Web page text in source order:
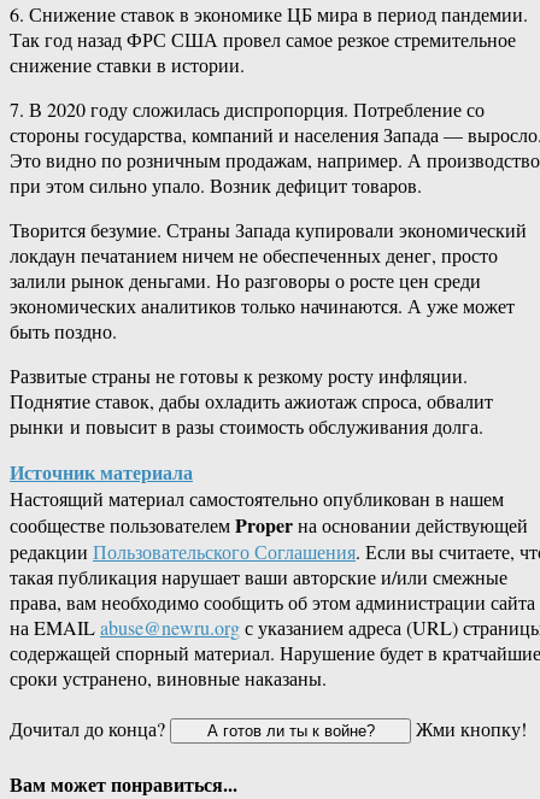
6. Снижение ставок в экономике ЦБ мира в период пандемии.
Так год назад ФРС США провел самое резкое стремительное
снижение ставки в истории.
7. В 2020 году сложилась диспропорция. Потребление со
стороны государства, компаний и населения Запада —
Это видно по розничным продажам, например. А производство
при этом сильно упало. Возник дефицит товаров.
Творится безумие. Страны Запада купировали экономический
локдаун печатанием ничем не обеспеченных денег, просто
залили рынок деньгами. Но разговоры о росте цен среди
экономических аналитиков только начинаются. А уже может
быть поздно.
Развитые страны не готовы к резкому росту инфляции.
Поднятие ставок, дабы охладить ажиотаж спроса, обвалит
рынки и повысит в разы стоимость обслуживания долга.
Источник материала
Настоящий материал самостоятельно опубликован в нашем
сообществе пользователемProperна основании действующей
редакции Пользовательского Соглашения. Если вы считаете,
такая публикация нарушает ваши авторские и/или смежные
права, вам необходимо сообщить об этом администрации сайта
на EMAILabuse@newru.orgс указанием адреса (URL)
содержащей спорный материал. Нарушение будет в кратчайшие
сроки устранено, виновные наказаны.
Дочитал до конца?
Жми кнопку!
Вам может понравиться...